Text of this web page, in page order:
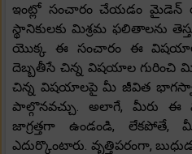
ఇంట్లో సంచారం చేయడం మైడెన్
స్థానికులకు మిశ్రమ ఫలితాలను
యొక్క ఈ సంచారం ఈ
దెబ్బతీసే చిన్న విషయాల గురించి
చిన్న విషయాలపై మీ జీవిత
పాల్గొనవచ్చు. అలాగే, మీరు ఈ
జాగ్రత్తగా ఉండండి, లేకపోతే,
ఎదుర్కొంటారు. వృత్తిపరంగా,